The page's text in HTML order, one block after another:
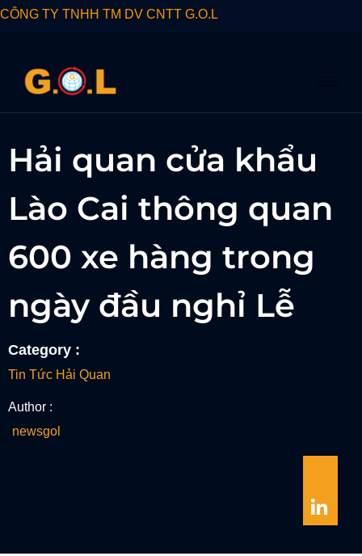
CÔNG TY TNHH TM DV CNTT G.O.L
Hải quan cửa khẩu
Lào Cai thông quan
600 xe hàng trong
ngày đầu nghỉ Lễ
Category :
Tin Tức Hải Quan
Author :
newsgol